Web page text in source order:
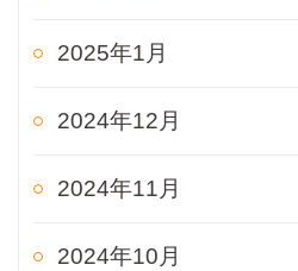
2025年1月
2024年12月
2024年11月
2024年10月